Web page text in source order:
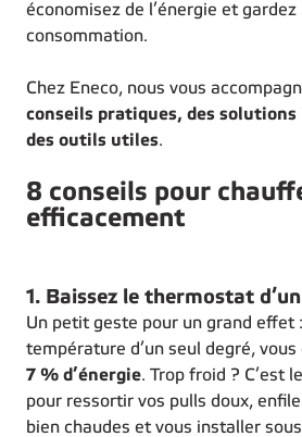
économisez de l’énergie et
consommation.
Chez Eneco, nous vous
conseils pratiques, des
des outils utiles.
8 conseils pour
efficacement
1. Baissez le thermostat
Un petit geste pour un grand effet
température d’un seul degré,
7 % d’énergie. Trop froid ? C’est
pour ressortir vos pulls doux,
bien chaudes et vous installer